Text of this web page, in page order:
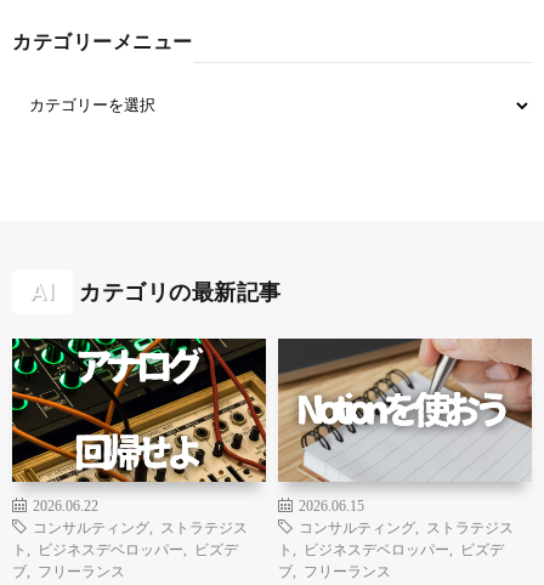
カテゴリーメニュー
AI カテゴリの最新記事
2026.06.22
コンサルティング
ストラテジス
ト
ビジネスデベロッパー
ビズデ
ブ
フリーランス
2026.06.15
コンサルティング
ストラテジス
ト
ビジネスデベロッパー
ビズデ
ブ
フリーランス